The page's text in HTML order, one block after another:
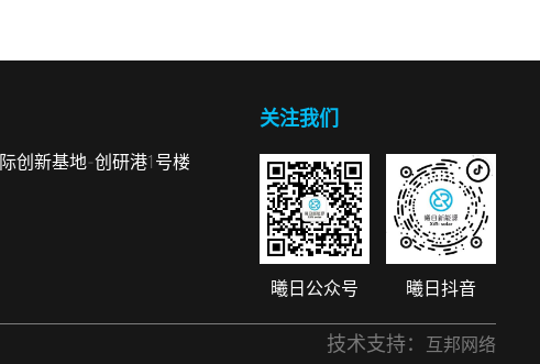
关注我们
曦日公众号 曦日抖音
创新基地-创研港1号楼
技术支持： 互邦网络